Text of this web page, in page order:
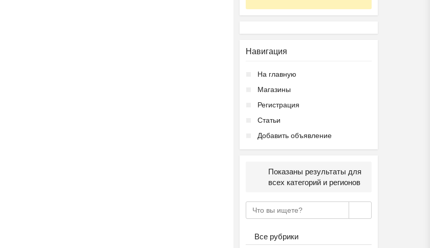
Навигация
На главную
Магазины
Регистрация
Статьи
Добавить объявление
Показаны результаты для
всех категорий и регионов
Все рубрики